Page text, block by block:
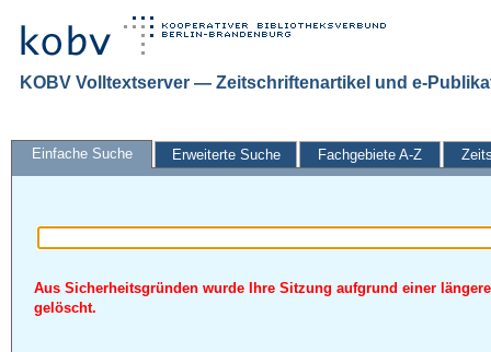
KOBV Volltextserver — Zeitschriftenartikel und e-
Einfache Suche Erweiterte Suche Fachgebiete A-Z
Aus Sicherheitsgründen wurde Ihre Sitzung aufgrund einer
gelöscht.